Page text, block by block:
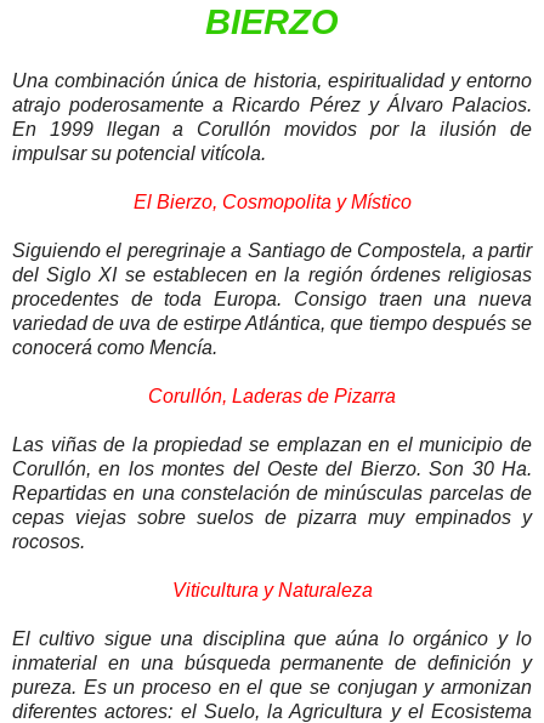
BIERZO
Una combinación única de historia, espiritualidad y entorno
atrajo poderosamente a Ricardo Pérez y Álvaro Palacios.
En 1999 llegan a Corullón movidos por la ilusión de
impulsar su potencial vitícola.
El Bierzo, Cosmopolita y Místico
Siguiendo el peregrinaje a Santiago de Compostela, a partir
del Siglo XI se establecen en la región órdenes religiosas
procedentes de toda Europa. Consigo traen una nueva
variedad de uva de estirpe Atlántica, que tiempo después se
conocerá como Mencía.
Corullón, Laderas de Pizarra
Las viñas de la propiedad se emplazan en el municipio de
Corullón, en los montes del Oeste del Bierzo. Son 30 Ha.
Repartidas en una constelación de minúsculas parcelas de
cepas viejas sobre suelos de pizarra muy empinados y
rocosos.
Viticultura y Naturaleza
El cultivo sigue una disciplina que aúna lo orgánico y lo
inmaterial en una búsqueda permanente de definición y
pureza. Es un proceso en el que se conjugan y armonizan
diferentes actores: el Suelo, la Agricultura y el Ecosistema